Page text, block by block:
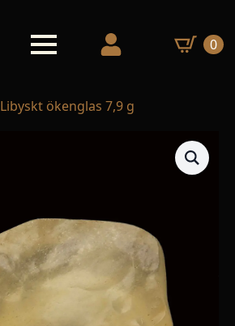
0
Libyskt ökenglas 7,9 g